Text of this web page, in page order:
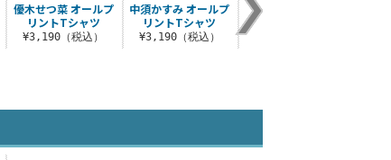
優木せつ菜 オールプ
リントTシャツ
¥3,190（税込）
中須かすみ オールプ
リントTシャツ
¥3,190（税込）
上原歩夢 オールプリ